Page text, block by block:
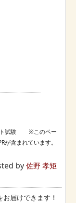
試験
by佐野 孝矩
届けできます！